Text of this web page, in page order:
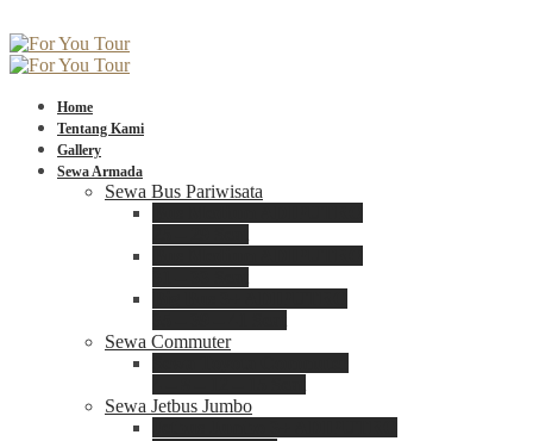
Home
Tentang Kami
Gallery
Sewa Armada
Sewa Bus Pariwisata
Sewa Commuter
Sewa Jetbus Jumbo